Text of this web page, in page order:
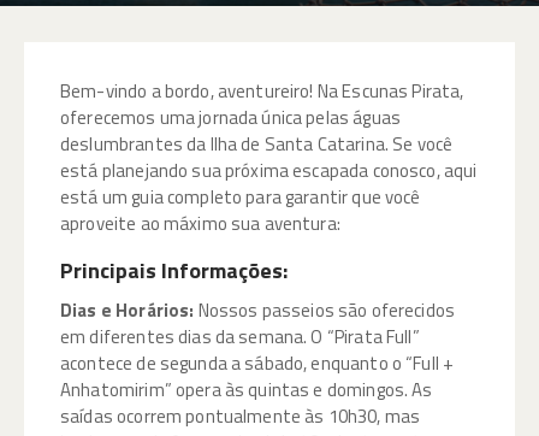
Bem-vindo a bordo, aventureiro! Na Escunas Pirata,
oferecemos uma jornada única pelas águas
deslumbrantes da Ilha de Santa Catarina. Se você
está planejando sua próxima escapada conosco, aqui
está um guia completo para garantir que você
aproveite ao máximo sua aventura:
Principais Informações:
Dias e Horários: Nossos passeios são oferecidos
em diferentes dias da semana. O “Pirata Full”
acontece de segunda a sábado, enquanto o “Full +
Anhatomirim” opera às quintas e domingos. As
saídas ocorrem pontualmente às 10h30, mas